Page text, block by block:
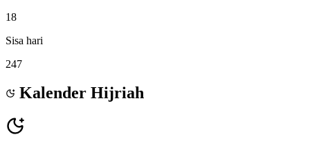
18
Sisa hari
247
Kalender Hijriah